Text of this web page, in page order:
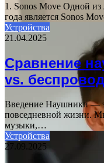
1. Sonos Move Одной
года является Sonos
Устройства
21.04.2025
Сравнение
vs.
Введение Наушники —
повседневной жизни.
музыки,…
Устройства
27.09.2025